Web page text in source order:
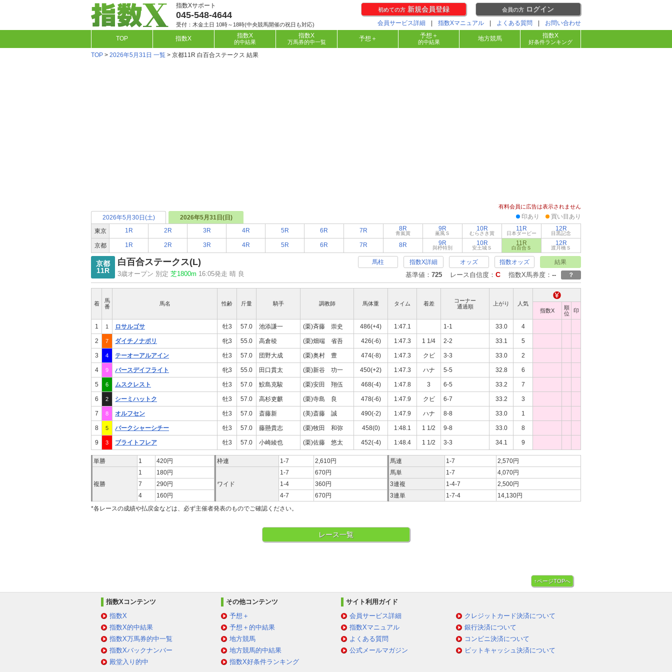
指数Xサポート
045-548-4644
受付：木金土日 10時～18時(中央競馬開催の祝日も対応)
初めての方新規会員登録 会員の方 ログイン
会員サービス詳細 指数Xマニュアル よくある質問 お問い合わせ
TOP 指数X 指数X
的中結果
指数X
万馬券的中一覧 予想＋ 予想＋
的中結果 地方競馬 指数X
好条件ランキング
TOP > 2026年5月31日 一覧 > 京都11R 白百合ステークス 結果
有料会員に広告は表示されません
2026年5月30日(土) 2026年5月31日(日) 印あり 買い目あり
東京 1R 2R 3R 4R 5R 6R 7R 8R
青嵐賞
9R
薫風Ｓ
10R
むらさき賞
11R
日本ダービー
12R
目黒記念
京都 1R 2R 3R 4R 5R 6R 7R 8R 9R
與杼特別
10R
安土城Ｓ
11R
白百合Ｓ
12R
渡月橋Ｓ
京都
11R
白百合ステークス(L)
3歳オープン 別定 芝1800m 16:05発走 晴 良
馬柱 指数X詳細 オッズ 指数オッズ 結果
基準値： 725 レース自信度： C 指数X馬券度： -- ？
着
馬
番
馬名 性齢 斤量 騎手 調教師 馬体重 タイム 着差
コーナー
通過順
上がり
人気
指数X
順
位
印
1 1 ロサルゴサ 牡3 57.0 池添謙一 (栗)斉藤 崇史 486(+4) 1:47.1 1-1 33.0 4
2 7 ダイチノナポリ 牝3 55.0 高倉稜 (栗)畑端 省吾 426(-6) 1:47.3 1 1/4 2-2 33.1 5
3 4 テーオーアルアイン 牡3 57.0 団野大成 (栗)奥村 豊 474(-8) 1:47.3 クビ 3-3 33.0 2
4 9 バースデイフライト 牝3 55.0 田口貫太 (栗)新谷 功一 450(+2) 1:47.3 ハナ 5-5 32.8 6
5 6 ムスクレスト 牡3 57.0 鮫島克駿 (栗)安田 翔伍 468(-4) 1:47.8 3 6-5 33.2 7
6 2 シーミハットク 牡3 57.0 高杉吏麒 (栗)寺島 良 478(-6) 1:47.9 クビ 6-7 33.2 3
7 8 オルフセン 牡3 57.0 斎藤新 (美)斎藤 誠 490(-2) 1:47.9 ハナ 8-8 33.0 1
8 5 バークシャーシチー 牡3 57.0 藤懸貴志 (栗)牧田 和弥 458(0) 1:48.1 1 1/2 9-8 33.0 8
9 3 ブライトフレア 牡3 57.0 小崎綾也 (栗)佐藤 悠太 452(-4) 1:48.4 1 1/2 3-3 34.1 9
単勝 1 420円
複勝
1
180円
7
290円
4
160円
枠連 1-7 2,610円
ワイド
1-7
670円
1-4
360円
4-7
670円
馬連 1-7
2,570円
馬単
1-7
4,070円
3連複
1-4-7
2,500円
3連単
1-7-4
14,130円
*各レースの成績や払戻金などは、必ず主催者発表のものでご確認ください。
レース一覧
↑ページTOPへ
指数Xコンテンツ
指数X
指数X的中結果
指数X万馬券的中一覧
指数Xバックナンバー
殿堂入り的中
その他コンテンツ
予想＋
予想＋的中結果
地方競馬
地方競馬的中結果
指数X好条件ランキング
サイト利用ガイド
会員サービス詳細
クレジットカード決済について
指数Xマニュアル
銀行決済について
よくある質問
コンビニ決済について
公式メールマガジン
ビットキャッシュ決済について